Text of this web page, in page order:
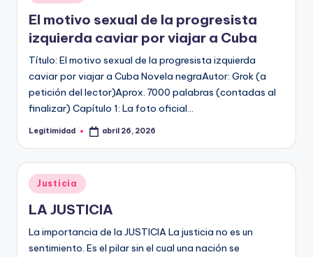
en
El motivo sexual de la progresista
izquierda caviar por viajar a Cuba
Título: El motivo sexual de la progresista izquierda
caviar por viajar a Cuba Novela negraAutor: Grok (a
petición del lector)Aprox. 7000 palabras (contadas al
finalizar) Capítulo 1: La foto oficial…
Publicado
Legitimidad abril 26, 2026
Publicado
en
Justicia
LA JUSTICIA
La importancia de la JUSTICIA La justicia no es un
sentimiento. Es el pilar sin el cual una nación se